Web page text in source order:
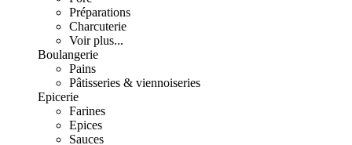
Préparations
Charcuterie
Voir plus...
Boulangerie
Pains
Pâtisseries & viennoiseries
Epicerie
Farines
Epices
Sauces